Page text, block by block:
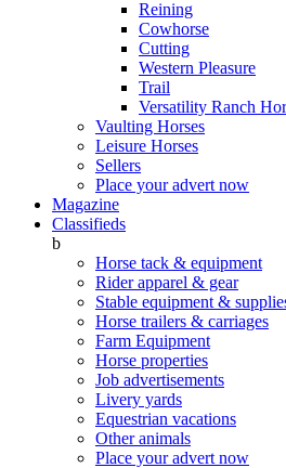
Reining
Cowhorse
Cutting
Western Pleasure
Trail
Versatility Ranch
Vaulting Horses
Leisure Horses
Sellers
Place your advert now
Magazine
Classifieds
b
Horse tack & equipment
Rider apparel & gear
Stable equipment &
Horse trailers & carriages
Farm Equipment
Horse properties
Job advertisements
Livery yards
Equestrian vacations
Other animals
Place your advert now